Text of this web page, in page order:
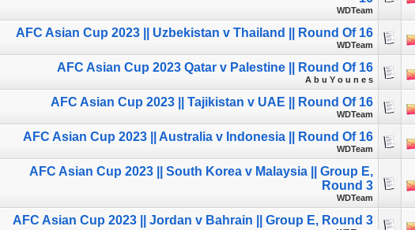
WDTeam
AFC Asian Cup 2023 || Uzbekistan v Thailand || Round Of 16
WDTeam
AFC Asian Cup 2023 Qatar v Palestine || Round Of 16
A b u Y o u n e s
AFC Asian Cup 2023 || Tajikistan v UAE || Round Of 16
WDTeam
AFC Asian Cup 2023 || Australia v Indonesia || Round Of 16
WDTeam
AFC Asian Cup 2023 || South Korea v Malaysia || Group E,
Round 3
WDTeam
AFC Asian Cup 2023 || Jordan v Bahrain || Group E, Round 3